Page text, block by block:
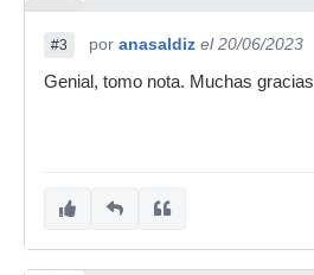
#3 por anasaldiz el 20/06/2023
Genial, tomo nota. Muchas gracias